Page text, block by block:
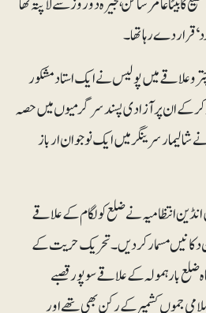
دے رہا تھا۔
علاقے میں پولیس نے ایک استادمشکور
کرکے ان پر آزادی پسند سرگرمیوں میں حصہ
شالیمار سرینگر میں ایک نوجوان ارباز
انڈین انتظامیہ نے ضلع کولگام کے علاقے
دکانیں مسمار کردیں۔ تحریک حریت کے
ضلع بارہمولہ کے علاقے سوپور قصبے
جموں کشمیر کے رکن بھی تھے اور